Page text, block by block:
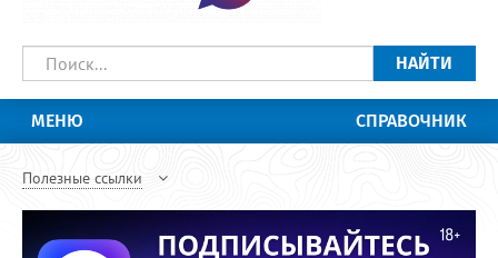
НАЙТИ
МЕНЮ СПРАВОЧНИК
Полезные ссылки